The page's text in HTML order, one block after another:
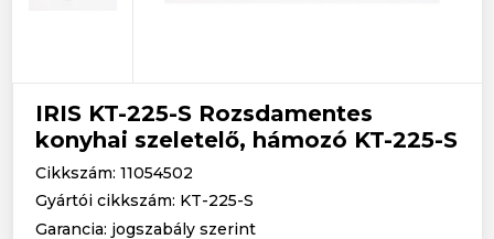
IRIS KT-225-S Rozsdamentes
konyhai szeletelő, hámozó KT-225-S
Cikkszám: 11054502
Gyártói cikkszám: KT-225-S
Garancia: jogszabály szerint